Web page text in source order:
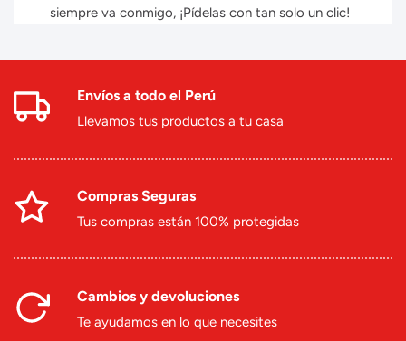
siempre va conmigo, ¡Pídelas con tan solo un clic!
Envíos a todo el Perú
Llevamos tus productos a tu casa
Compras Seguras
Tus compras están 100% protegidas
Cambios y devoluciones
Te ayudamos en lo que necesites